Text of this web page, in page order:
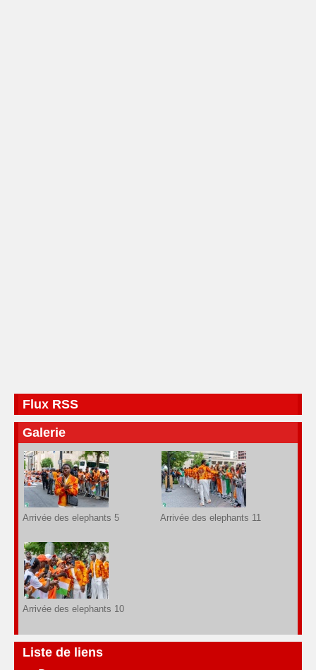
Flux RSS
Galerie
Arrivée des elephants 5 Arrivée des elephants 11
Arrivée des elephants 10
Liste de liens